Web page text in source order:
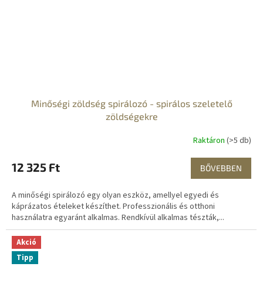
Minőségi zöldség spirálozó - spirálos szeletelő
zöldségekre
Raktáron (>5 db)
12 325 Ft BŐVEBBEN
A minőségi spirálozó egy olyan eszköz, amellyel egyedi és
káprázatos ételeket készíthet. Professzionális és otthoni
használatra egyaránt alkalmas. Rendkívül alkalmas tészták,...
Akció
Tipp